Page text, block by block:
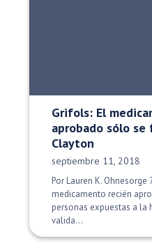
Grifols: El
aprobado sólo se
Clayton
Fecha de publicación:
septiembre 11, 2018
Por Lauren K.
medicamento recién
personas expuestas a la
valida...